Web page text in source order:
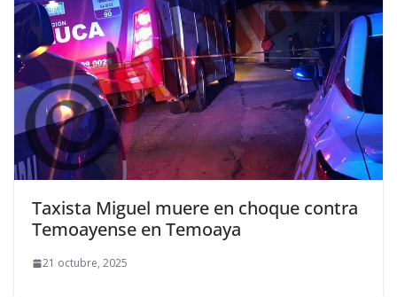
Taxista Miguel muere en choque contra
Temoayense en Temoaya
21 octubre, 2025